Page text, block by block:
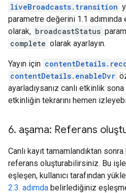
liveBroadcasts.transition
parametre değerini 1.1
olarak, broadcastStatus
complete olarak ayarlayın.
Yayın için
contentDetails.enableDvr
ayarladıysanız canlı etkinlik
etkinliğin tekrarını hemen
6. aşama: Referans
Canlı kayıt tamamlandıktan
referans oluşturabilirsiniz. Bu
eşleşen, kullanıcı tarafından
2.3. adımda belirlediğiniz